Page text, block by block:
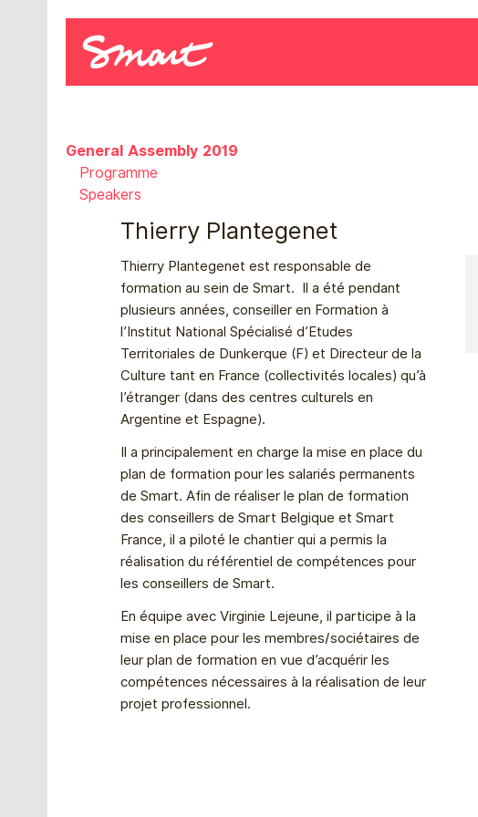
General Assembly 2019
Programme
Speakers
Thierry Plantegenet
Thierry Plantegenet est responsable de
formation au sein de Smart. Il a été pendant
plusieurs années, conseiller en Formation à
l’Institut National Spécialisé d’Etudes
Territoriales de Dunkerque (F) et Directeur de la
Culture tant en France (collectivités locales) qu’à
l’étranger (dans des centres culturels en
Argentine et Espagne).
Il a principalement en charge la mise en place du
plan de formation pour les salariés permanents
de Smart. Afin de réaliser le plan de formation
des conseillers de Smart Belgique et Smart
France, il a piloté le chantier qui a permis la
réalisation du référentiel de compétences pour
les conseillers de Smart.
En équipe avec Virginie Lejeune, il participe à la
mise en place pour les membres/sociétaires de
leur plan de formation en vue d’acquérir les
compétences nécessaires à la réalisation de leur
projet professionnel.